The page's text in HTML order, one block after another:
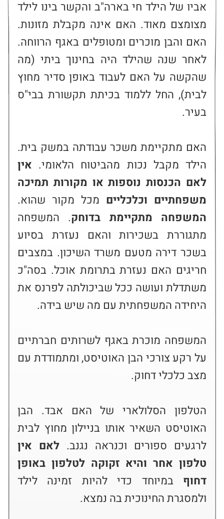
אביו של הילד חי בארה"ב והקשר בינו לילד
מצומצם מאוד. האם אינה מקבלת מזונות.
האם והבן מוכרים ומטופלים באגף הרווחה.
לאחר שנה שהילד היה בחינוך ביתי (מה
שהקשה על האם לעבוד באופן סדיר מחוץ
לבית), החל ללמוד בכיתת תקשורת בבי"ס
האם מתקיימת משכר עבודתה במשק בית.
הילד מקבל נכות מהביטוח הלאומי.
אין
לאם הכנסות נוספות או מקורות תמיכה
משפחתיים וכלכליים מכל מקור שהוא.
המשפחה מתקיימת בדוחק
. המשפחה
מתגוררת בשכירות והאם נעזרת בסיוע
בשכר דירה מטעם משרד השיכון. במצבים
חריגים האם נעזרת בתרומת אוכל. בסה"כ
משתדלת ועושה ככל שביכולתה לפרנס את
המשפחה מוכרת באגף לשרותים חברתיים
על רקע צורכי הבן האוטיסט, ומתמודדת עם
הטלפון הסלולארי של האם אבד. הבן
האוטיסט השאיר אותו בניילון מחוץ לבית
לרגעים ספורים וכנראה נגנב.
לאם אין
טלפון אחר והיא זקוקה לטלפון באופן
דחוף
במיוחד כדי להיות זמינה לילד